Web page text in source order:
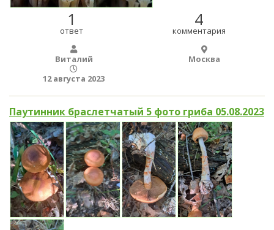
1
ответ
4
комментария
Виталий
Москва
12 августа 2023
Паутинник браслетчатый 5 фото гриба 05.08.2023